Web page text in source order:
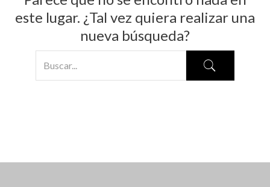
este lugar. ¿Tal vez quiera realizar una
nueva búsqueda?